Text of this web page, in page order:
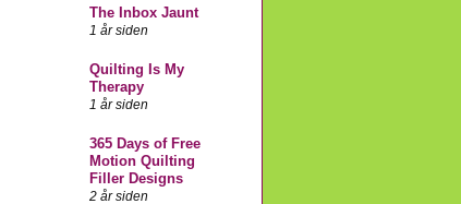
The Inbox Jaunt
1 år siden
Quilting Is My
Therapy
1 år siden
365 Days of Free
Motion Quilting
Filler Designs
2 år siden